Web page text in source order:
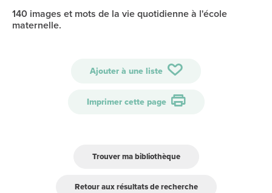
140 images et mots de la vie quotidienne à l'école
maternelle.
Ajouter à une liste
Imprimer cette page
Trouver ma bibliothèque
Retour aux résultats de recherche